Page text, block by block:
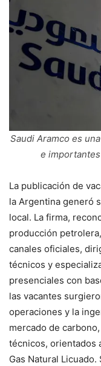
Saudi Aramco es
e
La publicación de
la Argentina generó
local. La firma,
producción
canales oficiales,
técnicos y
presenciales con
las vacantes
operaciones y la
mercado de
técnicos, orientados
Gas Natural